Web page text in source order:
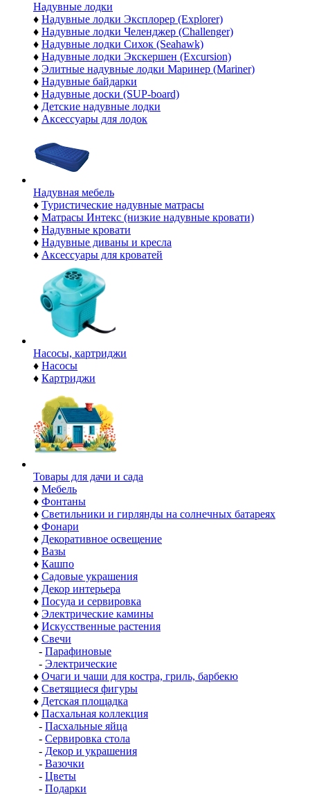
Надувные лодки
♦ Надувные лодки Эксплорер (Explorer)
♦ Надувные лодки Челенджер (Challenger)
♦ Надувные лодки Сихок (Seahawk)
♦ Надувные лодки Экскершен (Excursion)
♦ Элитные надувные лодки Маринер (Mariner)
♦ Надувные байдарки
♦ Надувные доски (SUP-board)
♦ Детские надувные лодки
♦ Аксессуары для лодок
Надувная мебель
♦ Туристические надувные матрасы
♦ Матрасы Интекс (низкие надувные кровати)
♦ Надувные кровати
♦ Надувные диваны и кресла
♦ Аксессуары для кроватей
Насосы, картриджи
♦ Насосы
♦ Картриджи
Товары для дачи и сада
♦ Мебель
♦ Фонтаны
♦ Светильники и гирлянды на солнечных батареях
♦ Фонари
♦ Декоративное освещение
♦ Вазы
♦ Кашпо
♦ Садовые украшения
♦ Декор интерьера
♦ Посуда и сервировка
♦ Электрические камины
♦ Искусственные растения
♦ Свечи
- Парафиновые
- Электрические
♦ Очаги и чаши для костра, гриль, барбекю
♦ Светящиеся фигуры
♦ Детская площадка
♦ Пасхальная коллекция
- Пасхальные яйца
- Сервировка стола
- Декор и украшения
- Вазочки
- Цветы
- Подарки